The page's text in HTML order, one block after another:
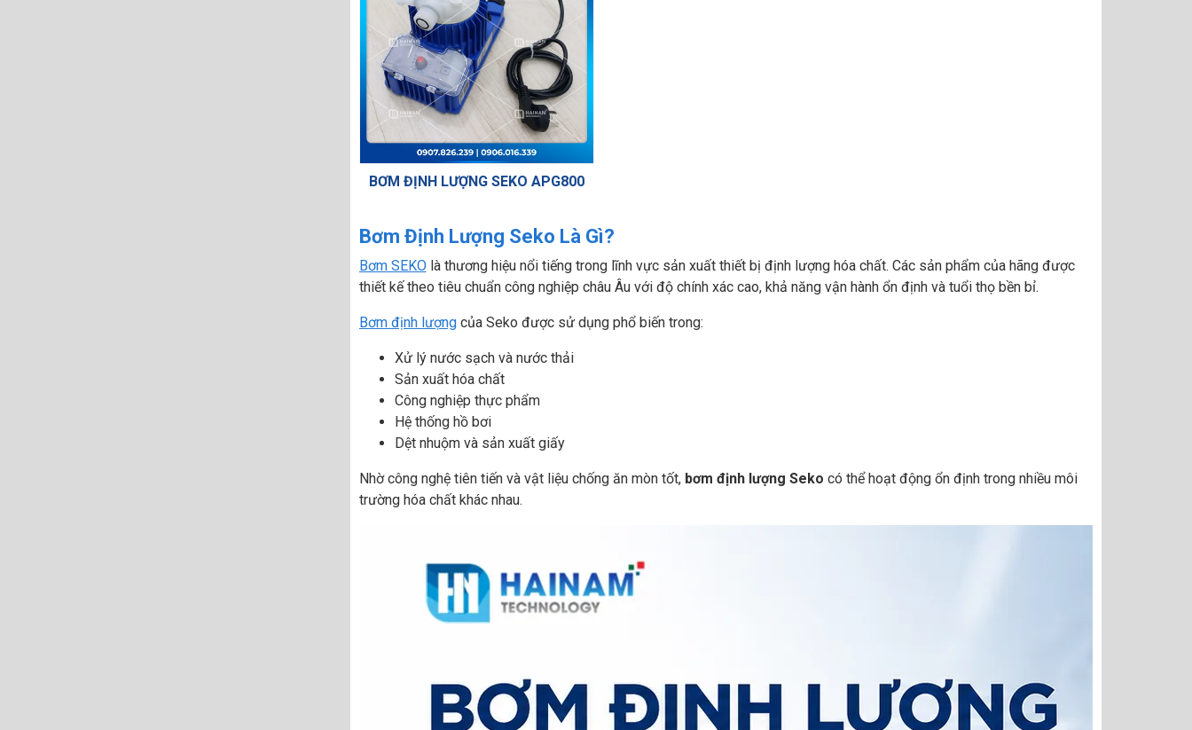
BƠM ĐỊNH LƯỢNG SEKO APG800
Bơm Định Lượng Seko Là Gì?
Bơm SEKOlà thương hiệu nổi tiếng trong lĩnh vực sản xuất thiết bị định lượng hóa chất. Các sản phẩm của hãng được
thiết kế theo tiêu chuẩn công nghiệp châu Âu với độ chính xác cao, khả năng vận hành ổn định và tuổi thọ bền bỉ.
Bơm định lượngcủa Seko được sử dụng phổ biến trong:
Xử lý nước sạch và nước thải
Sản xuất hóa chất
Công nghiệp thực phẩm
Hệ thống hồ bơi
Dệt nhuộm và sản xuất giấy
Nhờ công nghệ tiên tiến và vật liệu chống ăn mòn tốt, bơm định lượng Seko có thể hoạt động ổn định trong nhiều môi
trường hóa chất khác nhau.